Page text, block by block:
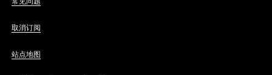
取消订阅
站点地图